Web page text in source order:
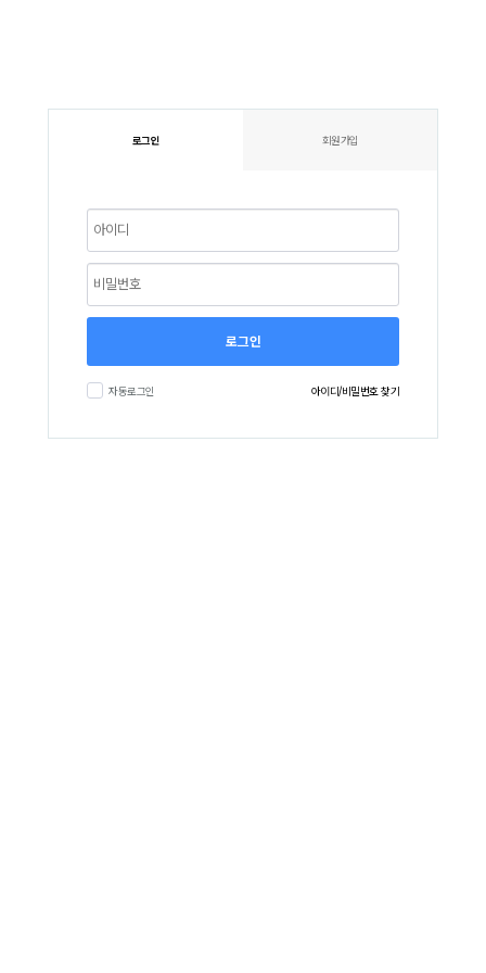
로그인 회원가입
로그인
자동로그인 아이디/비밀번호 찾기